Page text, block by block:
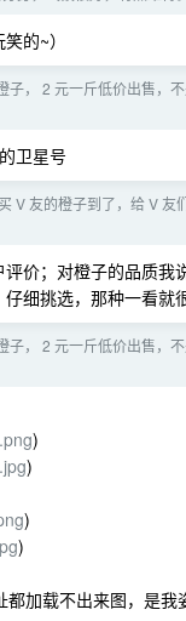
的~）
子， 2 元一斤低价出售，
卫星号
买 V 友的橙子到了，给 V 友
价；对橙子的品质
细挑选，那种一看就
子， 2 元一斤低价出售，
)
)
)
)
加载不出来图，是我